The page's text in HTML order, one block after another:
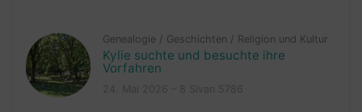
Genealogie / Geschichten / Religion und Kultur
Kylie suchte und besuchte ihre
Vorfahren